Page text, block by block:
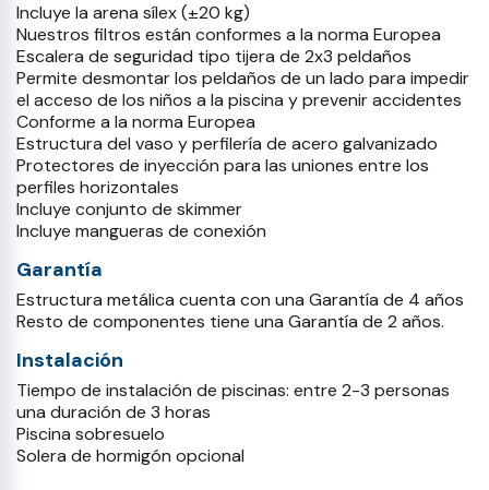
Incluye la arena sílex (±20 kg)
Nuestros filtros están conformes a la norma Europea
Escalera de seguridad tipo tijera de 2x3 peldaños
Permite desmontar los peldaños de un lado para impedir
el acceso de los niños a la piscina y prevenir accidentes
Conforme a la norma Europea
Estructura del vaso y perfilería de acero galvanizado
Protectores de inyección para las uniones entre los
perfiles horizontales
Incluye conjunto de skimmer
Incluye mangueras de conexión
Garantía
Estructura metálica cuenta con una Garantía de 4 años
Resto de componentes tiene una Garantía de 2 años.
Instalación
Tiempo de instalación de piscinas: entre 2-3 personas
una duración de 3 horas
Piscina sobresuelo
Solera de hormigón opcional